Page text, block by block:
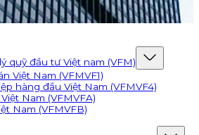
quỹ đầu tư Việt nam (VFM)
Việt Nam (VFMVF1)
hàng đầu Việt Nam (VFMVF4)
Nam (VFMVFA)
Nam (VFMVFB)